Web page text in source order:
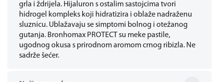
grla i ždrijela. Hijaluron s ostalim sastojcima tvori
hidrogel kompleks koji hidratizira i oblaže nadraženu
sluznicu. Ublažavaju se simptomi bolnog i otežanog
gutanja. Bronhomax PROTECT su meke pastile,
ugodnog okusa s prirodnom aromom crnog ribizla. Ne
sadrže šećer.